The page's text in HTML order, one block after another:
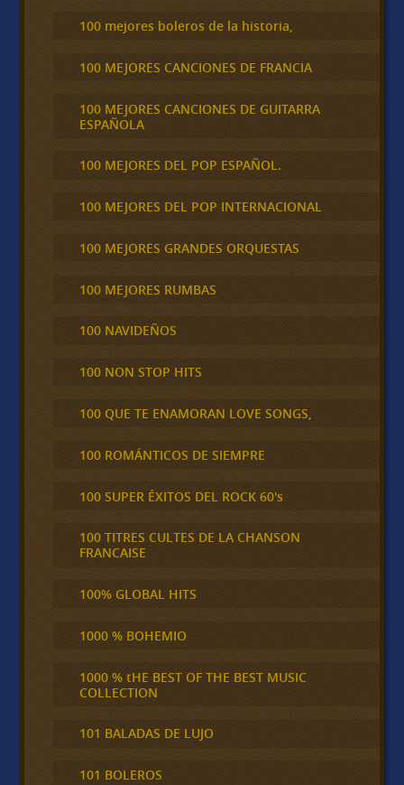
100 mejores boleros de la historia,
100 MEJORES CANCIONES DE FRANCIA
100 MEJORES CANCIONES DE GUITARRA
ESPAÑOLA
100 MEJORES DEL POP ESPAÑOL.
100 MEJORES DEL POP INTERNACIONAL
100 MEJORES GRANDES ORQUESTAS
100 MEJORES RUMBAS
100 NAVIDEÑOS
100 NON STOP HITS
100 QUE TE ENAMORAN LOVE SONGS,
100 ROMÁNTICOS DE SIEMPRE
100 SUPER ÉXITOS DEL ROCK 60's
100 TITRES CULTES DE LA CHANSON
FRANCAISE
100% GLOBAL HITS
1000 % BOHEMIO
1000 % tHE BEST OF THE BEST MUSIC
COLLECTION
101 BALADAS DE LUJO
101 BOLEROS